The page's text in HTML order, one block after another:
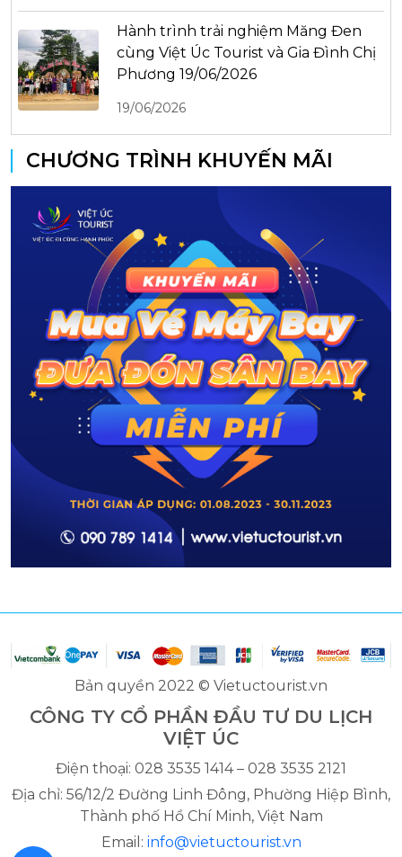
Hành trình trải nghiệm Măng Đen
cùng Việt Úc Tourist và Gia Đình Chị
Phương 19/06/2026
19/06/2026
CHƯƠNG TRÌNH KHUYẾN MÃI
Bản quyền 2022 © Vietuctourist.vn
CÔNG TY CỔ PHẦN ĐẦU TƯ DU LỊCH
VIỆT ÚC
Điện thoại: 028 3535 1414 – 028 3535 2121
Địa chỉ: 56/12/2 Đường Linh Đông, Phường Hiệp Bình,
Thành phố Hồ Chí Minh, Việt Nam
Email: info@vietuctourist.vn